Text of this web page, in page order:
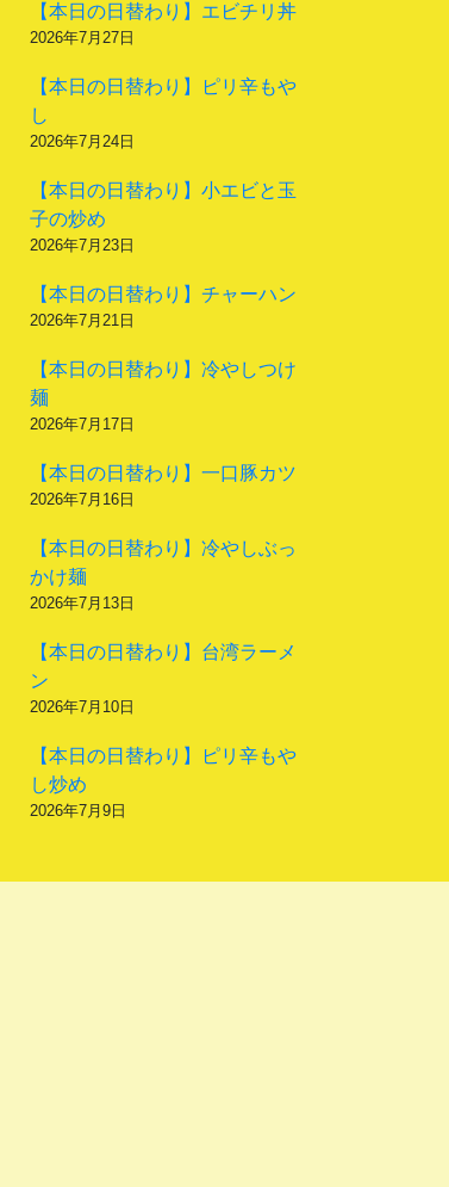
【本日の日替わり】エビチリ丼
2026年7月27日
【本日の日替わり】ピリ辛もや
し
2026年7月24日
【本日の日替わり】小エビと玉
子の炒め
2026年7月23日
【本日の日替わり】チャーハン
2026年7月21日
【本日の日替わり】冷やしつけ
麺
2026年7月17日
【本日の日替わり】一口豚カツ
2026年7月16日
【本日の日替わり】冷やしぶっ
かけ麺
2026年7月13日
【本日の日替わり】台湾ラーメ
ン
2026年7月10日
【本日の日替わり】ピリ辛もや
し炒め
2026年7月9日